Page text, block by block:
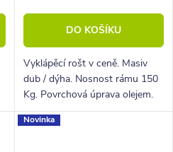
DO KOŠÍKU
Vyklápěcí rošt v ceně. Masiv
dub / dýha. Nosnost rámu 150
Kg. Povrchová úprava olejem.
Novinka